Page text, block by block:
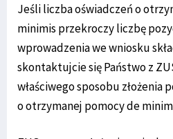
Jeśli liczba oświadczeń o
minimis przekroczy liczbę
wprowadzenia we wniosku
skontaktujcie się Państwo z
właściwego sposobu złożenia
o otrzymanej pomocy de